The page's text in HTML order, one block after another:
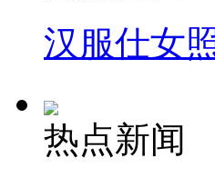
汉服仕女
热点新闻